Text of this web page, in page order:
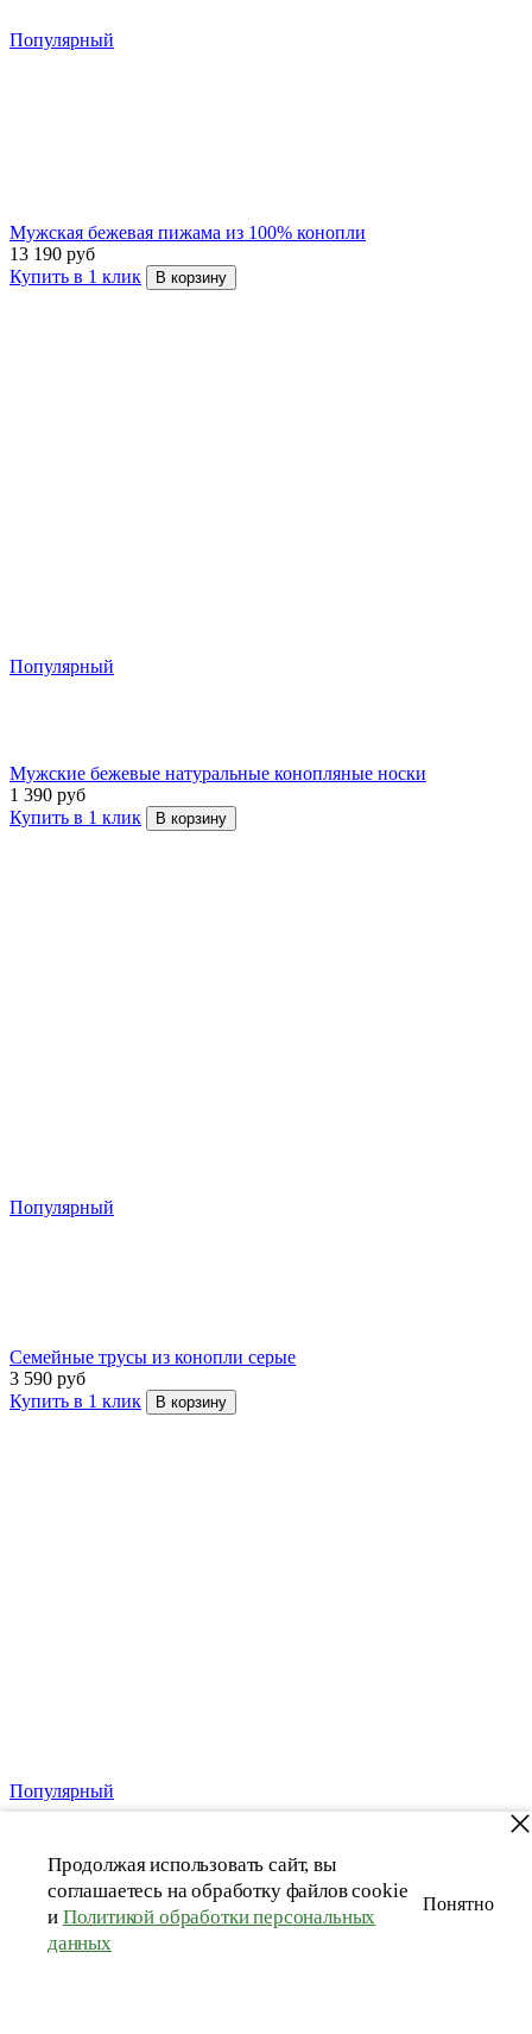
Популярный
Мужская бежевая пижама из 100% конопли
13 190 руб
Купить в 1 клик
В корзину
Популярный
Мужские бежевые натуральные конопляные носки
1 390 руб
Купить в 1 клик
В корзину
Популярный
Семейные трусы из конопли серые
3 590 руб
Купить в 1 клик
В корзину
Популярный
Продолжая использовать сайт, вы
соглашаетесь на обработку файлов cookie
и Политикой обработки персональных
данных
Понятно